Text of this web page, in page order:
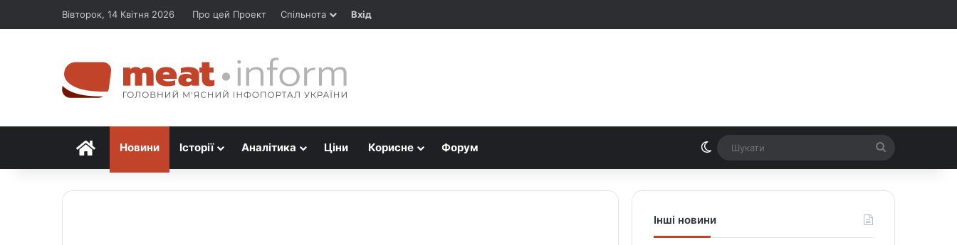
Вівторок, 14 Квітня 2026 Про цей Проект Спільнота Вхід
ГоловнаНовини Історії Аналітика Ціни Корисне Форум Switch skin
Інші новини